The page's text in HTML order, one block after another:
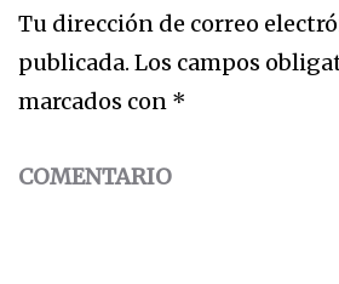
Tu dirección de correo
publicada. Los campos
marcados con *
COMENTARIO